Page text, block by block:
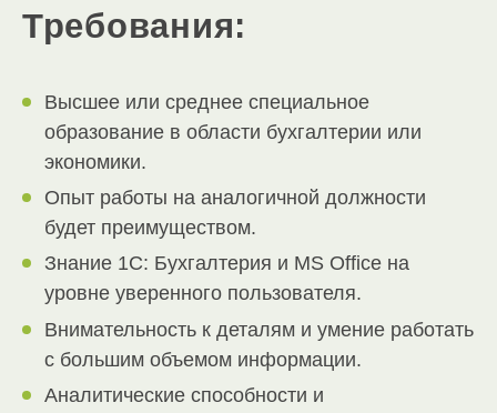
Требования:
Высшее или среднее специальное
образование в области бухгалтерии или
экономики.
Опыт работы на аналогичной должности
будет преимуществом.
Знание 1С: Бухгалтерия и MS Office на
уровне уверенного пользователя.
Внимательность к деталям и умение работать
с большим объемом информации.
Аналитические способности и